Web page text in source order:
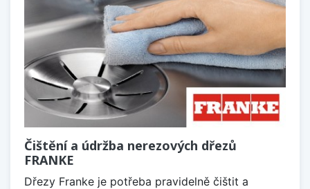
Čištění a údržba nerezových dřezů
FRANKE
Dřezy Franke je potřeba pravidelně čištit a